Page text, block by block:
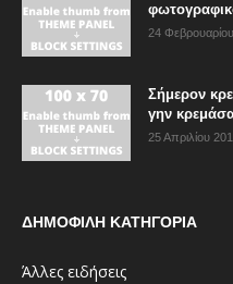
24
Σήμερον
γην
25 Απριλίου
ΔΗΜΟΦΙΛΗ ΚΑΤΗΓΟΡΙΑ
Άλλες ειδήσεις